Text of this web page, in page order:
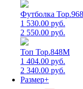
Футболка
1 530.00 руб.
2 550.00 руб.
Топ Top.848M
1 404.00 руб.
2 340.00 руб.
Размер+